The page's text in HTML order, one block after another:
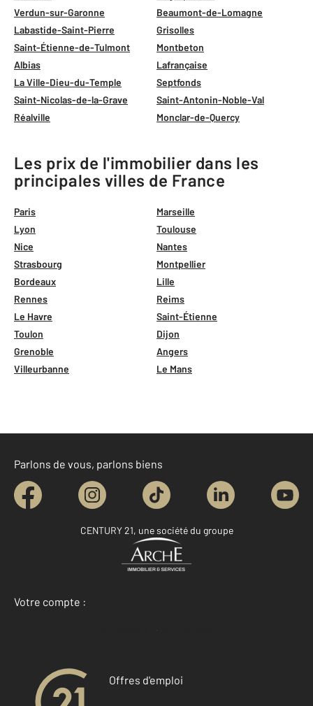
Verdun-sur-Garonne
Beaumont-de-Lomagne
Labastide-Saint-Pierre
Grisolles
Saint-Étienne-de-Tulmont
Montbeton
Albias
Lafrançaise
La Ville-Dieu-du-Temple
Septfonds
Saint-Nicolas-de-la-Grave
Saint-Antonin-Noble-Val
Réalville
Monclar-de-Quercy
Les prix de l'immobilier dans les
principales villes de France
Paris
Marseille
Lyon
Toulouse
Nice
Nantes
Strasbourg
Montpellier
Bordeaux
Lille
Rennes
Reims
Le Havre
Saint-Étienne
Toulon
Dijon
Grenoble
Angers
Villeurbanne
Le Mans
Parlons de vous, parlons biens
CENTURY 21, une société du groupe
Votre compte :
Accéder à mon compte
Offres d'emploi